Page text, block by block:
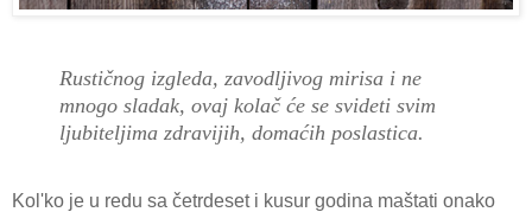
Rustičnog izgleda, zavodljivog mirisa i ne
mnogo sladak, ovaj kolač će se svideti svim
ljubiteljima zdravijih, domaćih poslastica.
Kol'ko je u redu sa četrdeset i kusur godina maštati onako